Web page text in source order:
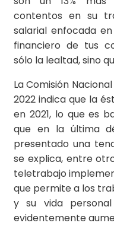
contentos en su
salarial enfocada
financiero de tus
sólo la lealtad, sino
La Comisión
2022 indica que la
en 2021, lo que es
que en la última
presentado una
se explica, entre
teletrabajo
que permite a los
y su vida
evidentemente